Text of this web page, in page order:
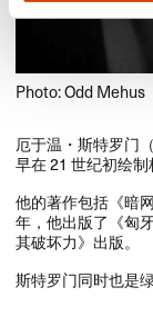
Photo: Odd Mehus
厄于温・斯特罗门​
早在 21 ​世纪初绘
他的著作包括​《暗
年，​他出版了​《匈
其破坏力》​出版。​​
斯特罗门同时也是